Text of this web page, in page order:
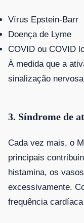
Vírus Epstein-Barr
Doença de Lyme
COVID ou COVID
À medida que a
sinalização
3. Síndrome de
Cada vez mais, o
principais
histamina, os
excessivamente.
frequência